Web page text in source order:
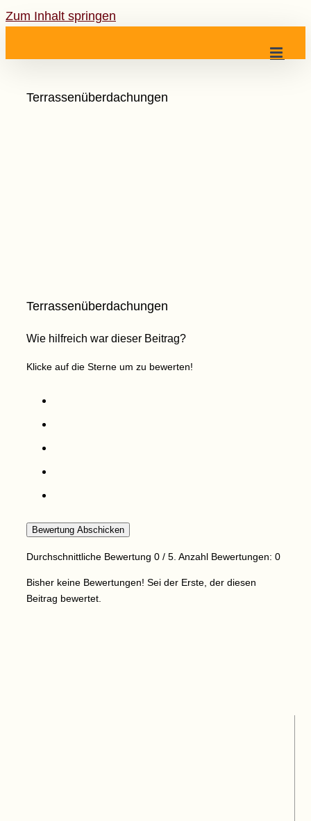
Zum Inhalt springen
Terrassenüberdachungen
Terrassenüberdachungen
Wie hilfreich war dieser Beitrag?
Klicke auf die Sterne um zu bewerten!
Bewertung Abschicken
Durchschnittliche Bewertung 0 / 5. Anzahl Bewertungen: 0
Bisher keine Bewertungen! Sei der Erste, der diesen
Beitrag bewertet.